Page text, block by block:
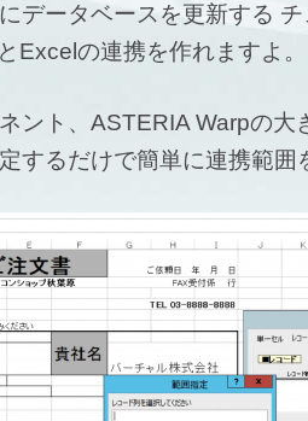
データベースを更新する
Excelの連携を作れますよ。
ント、ASTERIA Warpの大
するだけで簡単に連携範囲